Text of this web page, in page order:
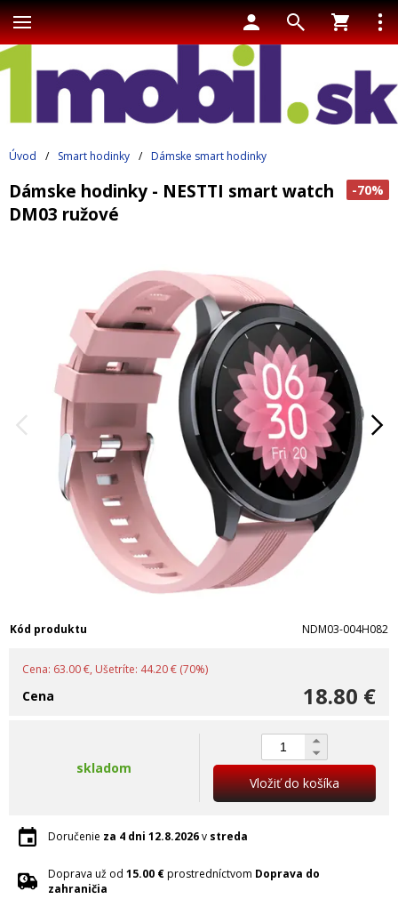
Úvod / Smart hodinky / Dámske smart hodinky
-70%
Dámske hodinky - NESTTI smart watch
DM03 ružové
Kód produktu NDM03-004H082
Cena: 63.00 €, Ušetríte: 44.20 € (70%)
18.80 €
Cena
skladom
Vložiť do košíka
Doručenie za 4 dni 12.8.2026v streda
Doprava už od 15.00 €prostredníctvom Doprava do
zahraničia